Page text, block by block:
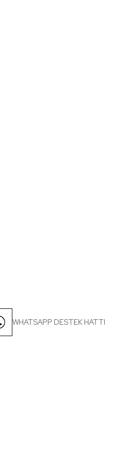
WHATSAPP DESTEK HATTI